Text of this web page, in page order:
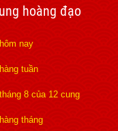
hoàng đạo
nay
tuần
8 của 12 cung
tháng